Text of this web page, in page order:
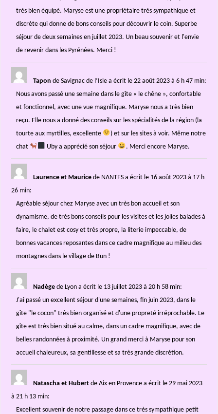
très bien équipé. Maryse est une propriétaire très sympathique et
discrète qui donne de bons conseils pour découvrir le coin. Superbe
séjour de deux semaines en juillet 2023. Un beau souvenir et l'envie
de revenir dans les Pyrénées. Merci !
Tapon de Savignac de l’Isle a écrit le 22 août 2023à 6 h 47 min:
Nous avons passé une semaine dans le gîte « le chêne », confortable
et fonctionnel, avec une vue magnifique. Maryse nous a très bien
reçu. Elle nous a donné des conseils sur les spécialités de la région (la
tourte aux myrtilles, excellente
) et sur les sites à voir. Même notre
chat
Uby a apprécié son séjour . Merci encore Maryse.
Laurence et Maurice de NANTES a écrit le 16 août 2023à 17 h
26 min:
Agréable séjour chez Maryse avec un très bon accueil et son
dynamisme, de très bons conseils pour les visites et les jolies balades à
faire, le chalet est cosy et très propre, la literie impeccable, de
bonnes vacances reposantes dans ce cadre magnifique au milieu des
montagnes dans le village de Bun !
Nadège de Lyon a écrit le 13 juillet 2023à 20 h 58 min:
J'ai passé un excellent séjour d'une semaines, fin juin 2023, dans le
gîte "le cocon" très bien organisé et d'une propreté irréprochable. Le
gîte est très bien situé au calme, dans un cadre magnifique, avec de
belles randonnées à proximité. Un grand merci à Maryse pour son
accueil chaleureux, sa gentillesse et sa très grande discrétion.
Natascha et Hubert de Aix en Provence a écrit le 29 mai 2023
à 21 h 13 min:
Excellent souvenir de notre passage dans ce très sympathique petit